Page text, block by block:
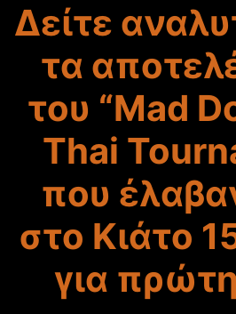
Δείτε
τα
του “Mad
Thai
που
στο Κιάτο
για